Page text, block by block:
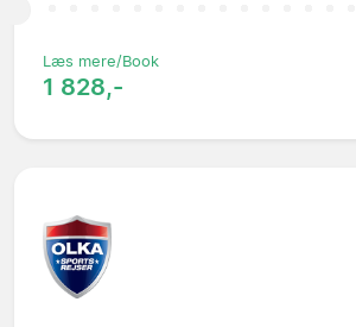
Læs mere/Book
1 828,-